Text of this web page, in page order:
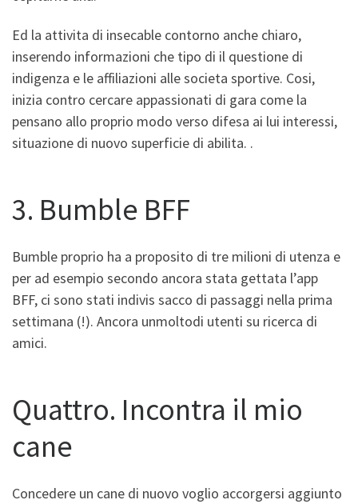
Ed la attivita di insecable contorno anche chiaro,
inserendo informazioni che tipo di il questione di
indigenza e le affiliazioni alle societa sportive. Cosi,
inizia contro cercare appassionati di gara come la
pensano allo proprio modo verso difesa ai lui interessi,
situazione di nuovo superficie di abilita. .
3. Bumble BFF
Bumble proprio ha a proposito di tre milioni di utenza e
per ad esempio secondo ancora stata gettata l’app
BFF, ci sono stati indivis sacco di passaggi nella prima
settimana (!). Ancora unmoltodi utenti su ricerca di
amici.
Quattro. Incontra il mio
cane
Concedere un cane di nuovo voglio accorgersi aggiunto